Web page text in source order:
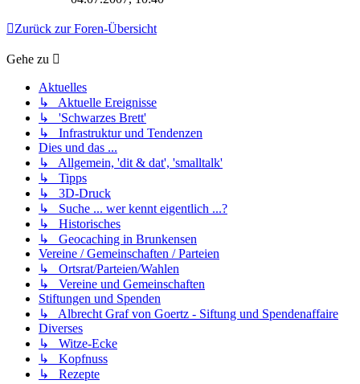
Zurück zur Foren-Übersicht
Gehe zu
Aktuelles
↳ Aktuelle Ereignisse
↳ 'Schwarzes Brett'
↳ Infrastruktur und Tendenzen
Dies und das ...
↳ Allgemein, 'dit & dat', 'smalltalk'
↳ Tipps
↳ 3D-Druck
↳ Suche ... wer kennt eigentlich ...?
↳ Historisches
↳ Geocaching in Brunkensen
Vereine / Gemeinschaften / Parteien
↳ Ortsrat/Parteien/Wahlen
↳ Vereine und Gemeinschaften
Stiftungen und Spenden
↳ Albrecht Graf von Goertz - Siftung und Spendenaffaire
Diverses
↳ Witze-Ecke
↳ Kopfnuss
↳ Rezepte